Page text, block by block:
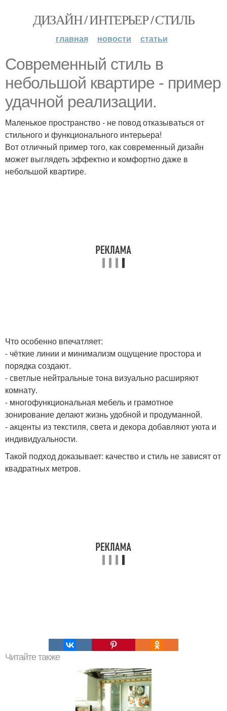
ДИЗАЙН / ИНТЕРЬЕР / СТИЛЬ
главная новости статьи
Современный стиль в
небольшой квартире - пример
удачной реализации.
Маленькое пространство - не повод отказываться от
стильного и функционального интерьера!
Вот отличный пример того, как современный дизайн
может выглядеть эффектно и комфортно даже в
небольшой квартире.
Что особенно впечатляет:
- чёткие линии и минимализм ощущение простора и
порядка создают.
- светлые нейтральные тона визуально расширяют
комнату.
- многофункциональная мебель и грамотное
зонирование делают жизнь удобной и продуманной.
- акценты из текстиля, света и декора добавляют уюта и
индивидуальности.
Такой подход доказывает: качество и стиль не зависят от
квадратных метров.
Читайте также